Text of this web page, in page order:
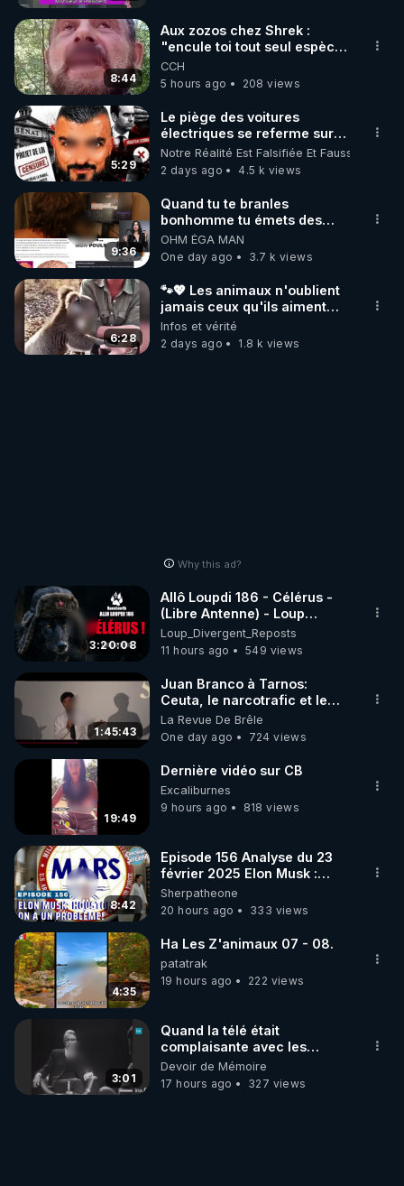
8:44
Aux zozos chez Shrek :
"encule toi tout seul espèce
de mal polish"
CCH
5 hours ago
208 views
5:29
Le piège des voitures
électriques se referme sur
les usagers !
Notre Réalité Est Falsifiée Et Fausse
2 days ago
4.5 k views
9:36
Quand tu te branles
bonhomme tu émets des
ondes ils ont juste omis de
t'expliquer
OHM ÉGA MAN
One day ago
3.7 k views
6:28
🐾💖 Les animaux n'oublient
jamais ceux qu'ils aiment…
🥹❤️
Infos et vérité
2 days ago
1.8 k views
Why this ad?
3:20:08
Allô Loupdi 186 - Célérus -
(Libre Antenne) - Loup
Divergent 2026.08.06
Loup_Divergent_Reposts
11 hours ago
549 views
1:45:43
Juan Branco à Tarnos:
Ceuta, le narcotrafic et le
pouvoir en France
La Revue De Brêle
One day ago
724 views
19:49
Dernière vidéo sur CB
Excaliburnes
9 hours ago
818 views
8:42
Episode 156 Analyse du 23
février 2025 Elon Musk :
Houston , on a un problème !
Sherpatheone
20 hours ago
333 views
4:35
Ha Les Z'animaux 07 - 08.
patatrak
19 hours ago
222 views
3:01
Quand la télé était
complaisante avec les
pédophiles
Devoir de Mémoire
17 hours ago
327 views